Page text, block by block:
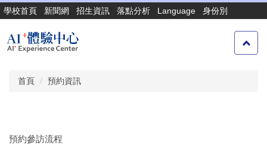
跳
到
主
要
學校首頁 新聞網 招生資訊 落點分析 Language 身份別
首頁 預約資訊
預約參訪流程